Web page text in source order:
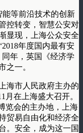
等前沿技术的创新
控转变，智慧公安对
显现，上海公众安全
年度国内最有安
年，英国《经济学
之一。
海市人民政府主办的
月在上海盛大召开。
览会的主办地，上海
贸易自由化和经济全
。安全，成为这一国